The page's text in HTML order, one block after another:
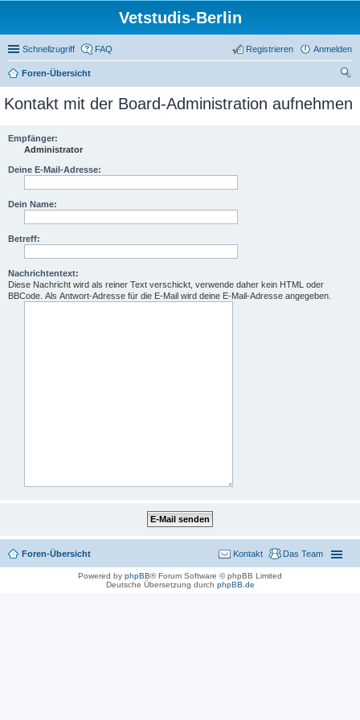
Vetstudis-Berlin
Schnellzugriff FAQ Anmelden
Registrieren
Foren-Übersicht
he
Kontakt mit der Board-Administration aufnehmen
Empfänger:
Administrator
Deine E-Mail-Adresse:
Dein Name:
Betreff:
Nachrichtentext:
Diese Nachricht wird als reiner Text verschickt, verwende daher kein HTML oder
BBCode. Als Antwort-Adresse für die E-Mail wird deine E-Mail-Adresse angegeben.
Foren-Übersicht Das Team
Kontakt
Powered by phpBB® Forum Software © phpBB Limited
Deutsche Übersetzung durch phpBB.de